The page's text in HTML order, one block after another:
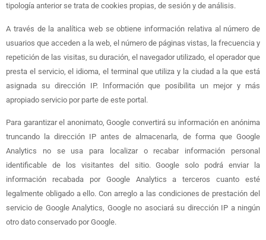
tipología anterior se trata de cookies propias, de sesión y de análisis.
A través de la analítica web se obtiene información relativa al número de
usuarios que acceden a la web, el número de páginas vistas, la frecuencia y
repetición de las visitas, su duración, el navegador utilizado, el operador que
presta el servicio, el idioma, el terminal que utiliza y la ciudad a la que está
asignada su dirección IP. Información que posibilita un mejor y más
apropiado servicio por parte de este portal.
Para garantizar el anonimato, Google convertirá su información en anónima
truncando la dirección IP antes de almacenarla, de forma que Google
Analytics no se usa para localizar o recabar información personal
identificable de los visitantes del sitio. Google solo podrá enviar la
información recabada por Google Analytics a terceros cuanto esté
legalmente obligado a ello. Con arreglo a las condiciones de prestación del
servicio de Google Analytics, Google no asociará su dirección IP a ningún
otro dato conservado por Google.